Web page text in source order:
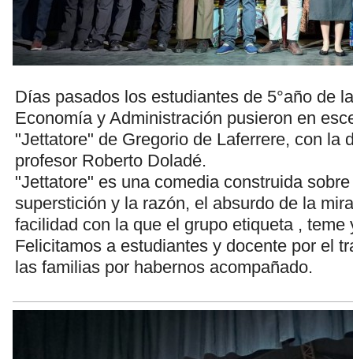
Días pasados los estudiantes de 5°año de
Economía y Administración pusieron en
"Jettatore" de Gregorio de Laferrere, con la
profesor Roberto Doladé.
"Jettatore" es una comedia construida
superstición y la razón, el absurdo de la
facilidad con la que el grupo etiqueta , teme
Felicitamos a estudiantes y docente por el
las familias por habernos acompañado.